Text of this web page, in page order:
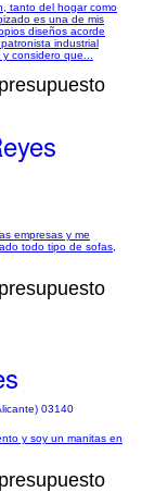
tanto del hogar como
es una de mis
diseños acorde
industrial
considero que...
empresas y me
todo tipo de sofas,
03140
y soy un manitas en